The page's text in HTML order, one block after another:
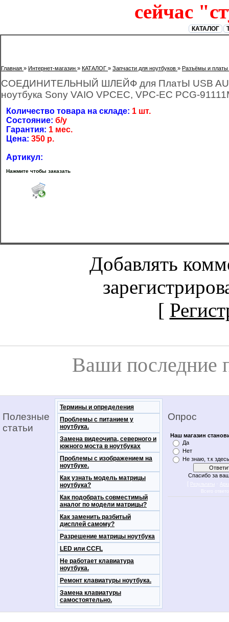
сейчас
КАТАЛОГ
Главная » Интернет-магазин » КАТАЛОГ » Запчасти для ноутбуков » Разъёмы и платы
СОЕДИНИТЕЛЬНЫЙ ШЛЕЙФ для ПлатЫ USB
ноутбука Sony VAIO VPCEC, VPC-EC PCG-
Количество товара на складе: 1 шт.
Состояние: б/у
Гарантия: 1 мес.
Цена: 350 р.
Артикул:
Нажмите чтобы заказать
Добавлять
[
Ваши последние
Полезные
статьи
Термины и определения
Проблемы с питанием у
ноутбука.
Замена видеочипа, северного и
южного моста в ноутбуках
Проблемы с изображением на
ноутбуке.
Как узнать модель матрицы
ноутбука?
Как подобрать совместимый
аналог по модели матрицы?
Как заменить разбитый
дисплей самому?
Разрешение матрицы ноутбука
LED или CCFL
Не работает клавиатура
ноутбука.
Ремонт клавиатуры ноутбука.
Замена клавиатуры
самостоятельно.
Опрос
Наш магазин
Да
Нет
Не знаю, т.к
Спасибо за